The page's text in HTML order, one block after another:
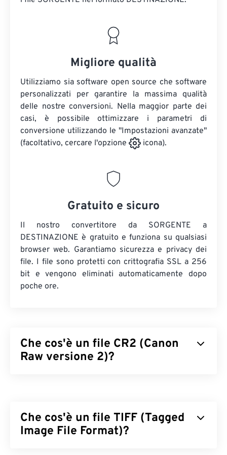
Migliore qualità
Utilizziamo sia software open source che software
personalizzati per garantire la massima qualità
delle nostre conversioni. Nella maggior parte dei
casi, è possibile ottimizzare i parametri di
conversione utilizzando le "Impostazioni avanzate"
(facoltativo, cercare l'opzione
icona).
Gratuito e sicuro
Il nostro convertitore da SORGENTE a
DESTINAZIONE è gratuito e funziona su qualsiasi
browser web. Garantiamo sicurezza e privacy dei
file. I file sono protetti con crittografia SSL a 256
bit e vengono eliminati automaticamente dopo
poche ore.
Che cos'è un file CR2 (Canon
Raw versione 2)?
una fotocamera digitale Canon. Le immagini di
questo tipo di file non sono compresse e sono
Che cos'è un file TIFF (Tagged
Image File Format)?